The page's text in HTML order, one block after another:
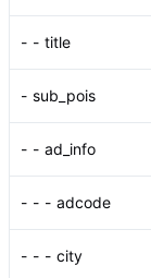
- - title
- sub_pois
- - ad_info
- - - adcode
- - - city